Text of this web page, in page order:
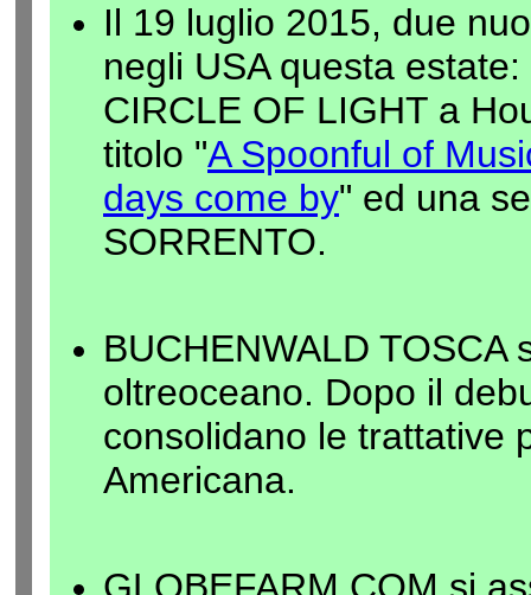
Il 19 luglio 2015, due
negli USA questa
CIRCLE OF LIGHT a
titolo "A Spoonful of
days come by" ed una
SORRENTO.
BUCHENWALD TOSCA
oltreoceano. Dopo il
consolidano le trattative
Americana.